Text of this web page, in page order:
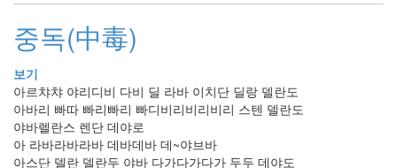
중독(中毒)
보기
아르챠챠 야리디비 다비 딜 라바 이치단 딜랑 델란도
아바리 빠따 빠리빠리 빠디비리비리비리 스텐 델란도
야바렐란스 렌단 데야로
아 라바라바라바 데바데바 데~야브바
아스단 델란 델란두 야바 다가다가다가 두두 데야도
10
2011
년
2011
년
1
월
10